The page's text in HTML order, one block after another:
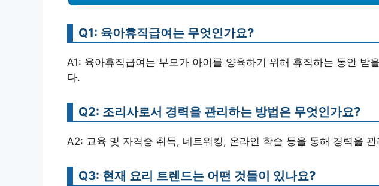
Q1: 육아휴직급여는 무엇인가요?
A1: 육아휴직급여는 부모가 아이를 양육하기 위해 휴직하는 동안 받
다.
Q2: 조리사로서 경력을 관리하는 방법은 무엇인가요?
A2: 교육 및 자격증 취득, 네트워킹, 온라인 학습 등을 통해 경력을
Q3: 현재 요리 트렌드는 어떤 것들이 있나요?